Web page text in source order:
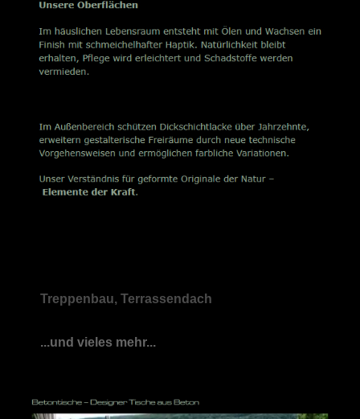
Treppenbau, Terrassendach
...und vieles mehr...